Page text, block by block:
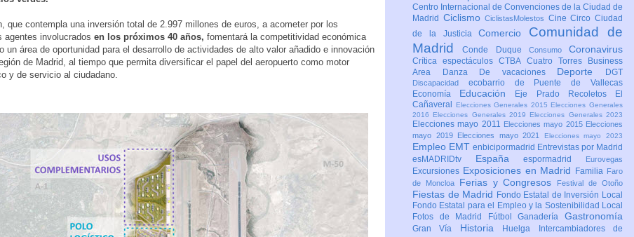
que contempla una inversión total de 2.997 millones de euros, a acometer por los
agentes involucrados en los próximos 40 años, fomentará la competitividad económica
un área de oportunidad para el desarrollo de actividades de alto valor añadido e innovación
de Madrid, al tiempo que permita diversificar el papel del aeropuerto como motor
y de servicio al ciudadano.
Centro Internacional de Convenciones de la Ciudad de
Madrid CiclismoCiclistasMolestos CineCircoCiudad
de la JusticiaComercio Comunidad de
MadridConde Duque Consumo Coronavirus
Crítica espectáculosCTBA Cuatro Torres Business
Area
Danza De vacaciones Deporte DGT
Discapacidad ecobarrio de Puente de Vallecas
Economía Educación Eje Prado Recoletos
El
Cañaveral
Elecciones Generales 2015 Elecciones Generales
2016 Elecciones Generales 2019 Elecciones Generales 2023
Elecciones mayo 2011 Elecciones mayo 2015 Elecciones
mayo 2019
Elecciones mayo 2021 Elecciones mayo 2023
Empleo EMT enbicipormadrid Entrevistas por Madrid
esMADRIDtv Españaespormadrid Eurovegas
Excursiones Exposiciones en Madrid Familia Faro
de Moncloa
Ferias y Congresos Festival de Otoño
Fiestas de Madrid Fondo Estatal de Inversión Local
Fondo Estatal para el Empleo y la Sostenibilidad Local
Fotos de Madrid
FútbolGanaderíaGastronomía
Gran Vía Historia Huelga
Intercambiadores de